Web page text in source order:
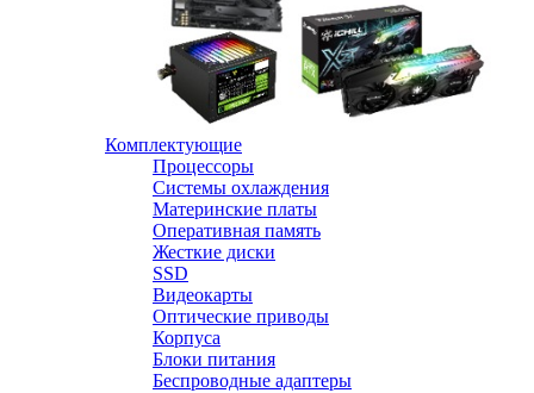
Комплектующие
Процессоры
Системы охлаждения
Материнские платы
Оперативная память
Жесткие диски
SSD
Видеокарты
Оптические приводы
Корпуса
Блоки питания
Беспроводные адаптеры